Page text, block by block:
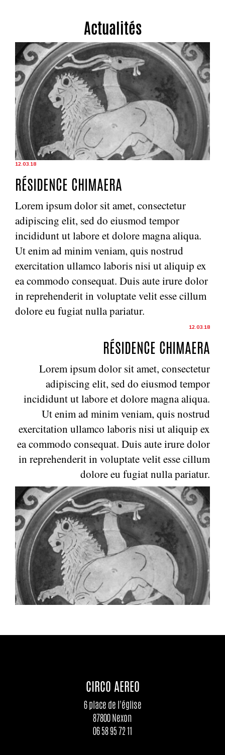
Actualités
12.03.18
RÉSIDENCE CHIMAERA
Lorem ipsum dolor sit amet, consectetur
adipiscing elit, sed do eiusmod tempor
incididunt ut labore et dolore magna aliqua.
Ut enim ad minim veniam, quis nostrud
exercitation ullamco laboris nisi ut aliquip ex
ea commodo consequat. Duis aute irure dolor
in reprehenderit in voluptate velit esse cillum
dolore eu fugiat nulla pariatur.
12.03.18
RÉSIDENCE CHIMAERA
Lorem ipsum dolor sit amet, consectetur
adipiscing elit, sed do eiusmod tempor
incididunt ut labore et dolore magna aliqua.
Ut enim ad minim veniam, quis nostrud
exercitation ullamco laboris nisi ut aliquip ex
ea commodo consequat. Duis aute irure dolor
in reprehenderit in voluptate velit esse cillum
dolore eu fugiat nulla pariatur.
CIRCO AEREO
6 place de l'église
87800 Nexon
06 58 95 72 11